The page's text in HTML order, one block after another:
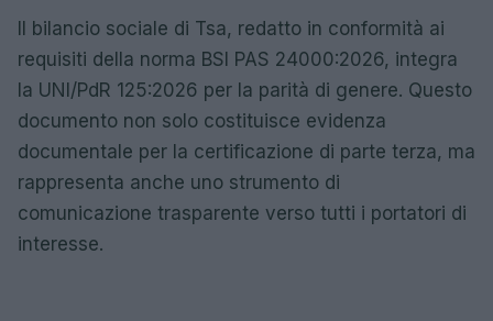
Il bilancio sociale di Tsa, redatto in conformità ai
requisiti della norma BSI PAS 24000:2026, integra
la UNI/PdR 125:2026 per la parità di genere. Questo
documento non solo costituisce evidenza
documentale per la certificazione di parte terza, ma
rappresenta anche uno strumento di
comunicazione trasparente verso tutti i portatori di
interesse.